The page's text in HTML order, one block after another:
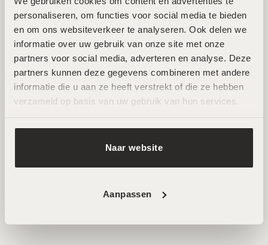
personaliseren, om functies voor social media te bieden
en om ons websiteverkeer te analyseren. Ook delen we
informatie over uw gebruik van onze site met onze
partners voor social media, adverteren en analyse. Deze
partners kunnen deze gegevens combineren met andere
informatie die u aan ze heeft verstrekt of die ze hebben
verzameld op basis van uw gebruik van hun services.
Naar website
Aanpassen
Wij ontvangen je graag in een van onze twee
hoogwaardige salons in Amsterdam Noord en Zuid. Hier
werken ervaren specialisten met de nieuwste technieken
voor huidverbetering. Beide locaties zijn goed bereikbaar
AFSPRAAK MAKEN